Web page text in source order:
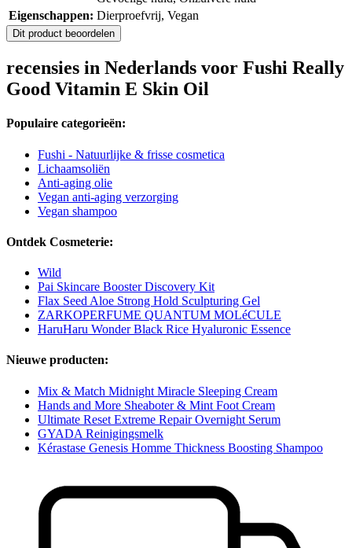
Eigenschappen: Dierproefvrij, Vegan
Dit product beoordelen
recensies in Nederlands voor Fushi Really
Good Vitamin E Skin Oil
Populaire categorieën:
Fushi - Natuurlijke & frisse cosmetica
Lichaamsoliën
Anti-aging olie
Vegan anti-aging verzorging
Vegan shampoo
Ontdek Cosmeterie:
Wild
Pai Skincare Booster Discovery Kit
Flax Seed Aloe Strong Hold Sculpturing Gel
ZARKOPERFUME QUANTUM MOLéCULE
HaruHaru Wonder Black Rice Hyaluronic Essence
Nieuwe producten:
Mix & Match Midnight Miracle Sleeping Cream
Hands and More Sheaboter & Mint Foot Cream
Ultimate Reset Extreme Repair Overnight Serum
GYADA Reinigingsmelk
Kérastase Genesis Homme Thickness Boosting Shampoo